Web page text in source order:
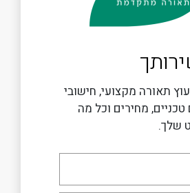
תאורה מקצועי, חישובי
מחירים וכל מה
שלך.